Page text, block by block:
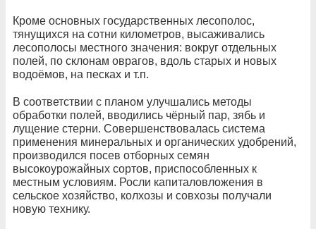
Кроме основных государственных лесополос,
тянущихся на сотни километров, высаживались
лесополосы местного значения: вокруг отдельных
полей, по склонам оврагов, вдоль старых и новых
водоёмов, на песках и т.п.
В соответствии с планом улучшались методы
обработки полей, вводились чёрный пар, зябь и
лущение стерни. Совершенствовалась система
применения минеральных и органических удобрений,
производился посев отборных семян
высокоурожайных сортов, приспособленных к
местным условиям. Росли капиталовложения в
сельское хозяйство, колхозы и совхозы получали
новую технику.